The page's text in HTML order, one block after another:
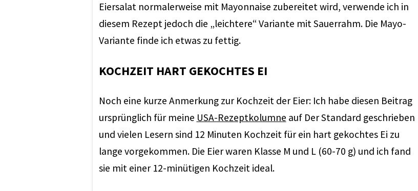
Eiersalat normalerweise mit Mayonnaise zubereitet wird, verwende ich in
diesem Rezept jedoch die „leichtere“ Variante mit Sauerrahm. Die Mayo-
Variante finde ich etwas zu fettig.
KOCHZEIT HART GEKOCHTES EI
Noch eine kurze Anmerkung zur Kochzeit der Eier: Ich habe diesen Beitrag
ursprünglich für meine USA-Rezeptkolumne auf Der Standard geschrieben
und vielen Lesern sind 12 Minuten Kochzeit für ein hart gekochtes Ei zu
lange vorgekommen. Die Eier waren Klasse M und L (60-70 g) und ich fand
sie mit einer 12-minütigen Kochzeit ideal.